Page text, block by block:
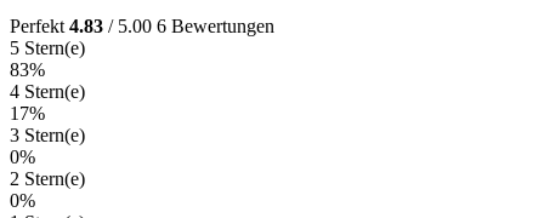
Perfekt 4.83 / 5.00 6 Bewertungen
5 Stern(e)
83%
4 Stern(e)
17%
3 Stern(e)
0%
2 Stern(e)
0%